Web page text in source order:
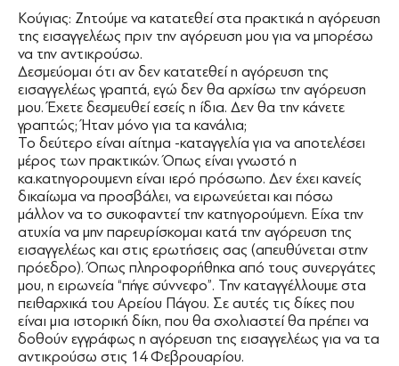
Κούγιας: Ζητούμε να κατατεθεί στα πρακτικά η αγόρευση
της εισαγγελέως πριν την αγόρευση μου για να μπορέσω
να την αντικρούσω.
Δεσμεύομαι ότι αν δεν κατατεθεί η αγόρευση της
εισαγγελέως γραπτά, εγώ δεν θα αρχίσω την αγόρευση
μου. Έχετε δεσμευθεί εσείς η ίδια. Δεν θα την κάνετε
γραπτώς; Ήταν μόνο για τα κανάλια;
Το δεύτερο είναι αίτημα -καταγγελία για να αποτελέσει
μέρος των πρακτικών. Όπως είναι γνωστό η
κα.κατηγορουμενη είναι ιερό πρόσωπο. Δεν έχει κανείς
δικαίωμα να προσβάλει, να ειρωνεύεται και πόσω
μάλλον να το συκοφαντεί την κατηγορούμενη. Είχα την
ατυχία να μην παρευρίσκομαι κατά την αγόρευση της
εισαγγελέως και στις ερωτήσεις σας (απευθύνεται στην
πρόεδρο). Όπως πληροφορήθηκα από τους συνεργάτες
μου, η ειρωνεία “πήγε σύννεφο”. Την καταγγέλλουμε στα
πειθαρχικά του Αρείου Πάγου. Σε αυτές τις δίκες που
είναι μια ιστορική δίκη, που θα σχολιαστεί θα πρέπει να
δοθούν εγγράφως η αγόρευση της εισαγγελέως για να τα
αντικρούσω στις 14 Φεβρουαρίου.